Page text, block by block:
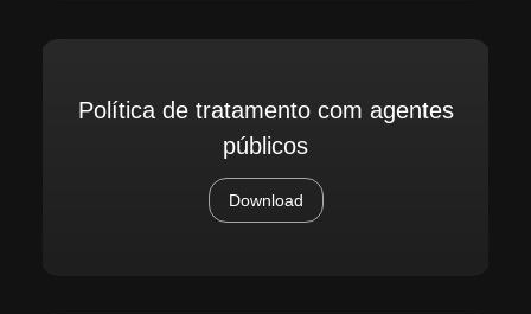
Política de tratamento com agentes
públicos
Download